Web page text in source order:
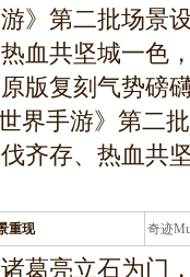
》第二批场景
血共坚城一色
版复刻气势磅
界手游》第二
齐存、热血共
重现 奇迹
条
葛亮立石为门